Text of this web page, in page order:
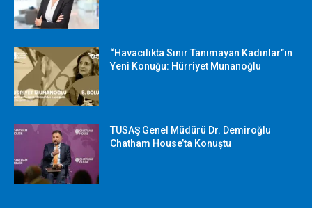
“Havacılıkta Sınır Tanımayan Kadınlar”ın
Yeni Konuğu: Hürriyet Munanoğlu
TUSAŞ Genel Müdürü Dr. Demiroğlu
Chatham House’ta Konuştu